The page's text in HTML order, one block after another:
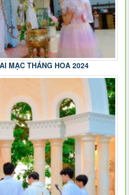
MẠC THÁNG HOA 2024